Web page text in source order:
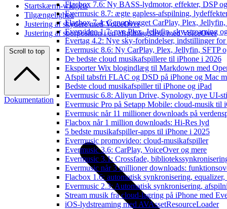
Flacbox 7.6: Ny BASS-lydmotor, effekter, DSP
Evermusic 8.7: ægte gapless-afspilning,
Flacbox 7.4: Genopbygget CarPlay, Plex,
Evervideo 1.7: nye Plex, Jellyfin, sky-streaming
Evertag 4.2: Nye sky-forbindelser, indstillinger
Evermusic 8.6: Ny CarPlay, Plex, Jellyfin, SFTP
De bedste cloud musikafspillere til iPhone i 2026
Eksporter Wix blogindlæg til Markdown med
Afspil tabsfri FLAC og DSD på iPhone og Mac
Bedste cloud musikafspiller til iPhone og iPad
Evermusic 6.8: Aliyun Drive, Synology, nye UI-
Evermusic Pro på Setapp Mobile: cloud-musik til
Evermusic når 11 millioner downloads på
Flacbox når 1 million downloads: Hi-Res lyd
5 bedste musikafspiller-apps til iPhone i 2025
Evermusic promovideo: cloud-musikafspiller
Evermusic 3.6: CarPlay, VoiceOver og mere
Evermusic 3.1: Crossfade,
Evermusic når 3 millioner downloads:
Flacbox 1.6: automatisk synkronisering,
Evermusic 2.3: Automatisk synkronisering,
Stream musik fra cloud-lagring på iPhone med
iOS-lydstreaming med AVAssetResourceLoader
Startskærm-widgets
Tilgængelighed
Justering af skydere med VoiceOver
Justering af sporposition i en afspilningsliste med VoiceOver
Scroll to top
Dokumentation